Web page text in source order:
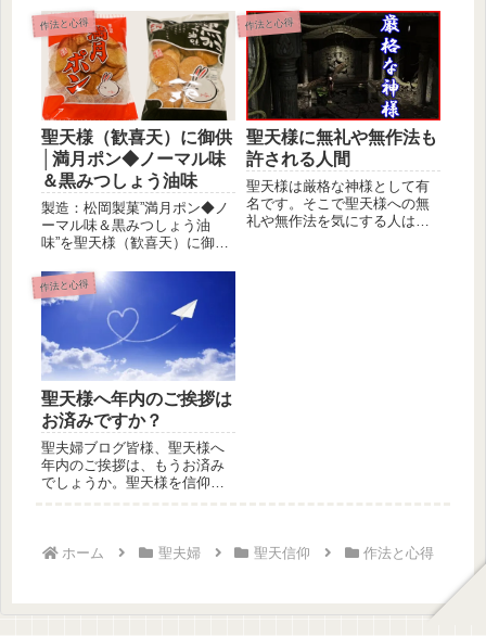
作法と心得
聖天様（歓喜天）に御供
│満月ポン◆ノーマル味
＆黒みつしょう油味
製造：松岡製菓”満月ポン◆ノ
ーマル味＆黒みつしょう油
味”を聖天様（歓喜天）に御供
料名：...
作法と心得
聖天様に無礼や無作法も
許される人間
聖天様は厳格な神様として有
名です。そこで聖天様への無
礼や無作法を気にする人は多
作法と心得
聖天様へ年内のご挨拶は
お済みですか？
聖夫婦ブログ皆様、聖天様へ
年内のご挨拶は、もうお済み
でしょうか。聖天様を信仰し
ホーム 聖夫婦 聖天信仰 作法と心得